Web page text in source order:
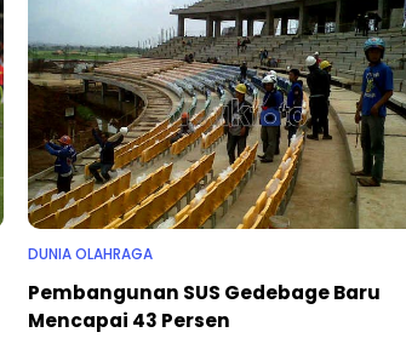
DUNIA OLAHRAGA
Pembangunan SUS Gedebage Baru
Mencapai 43 Persen